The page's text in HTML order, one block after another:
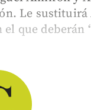
Le sustituirá
que deberán